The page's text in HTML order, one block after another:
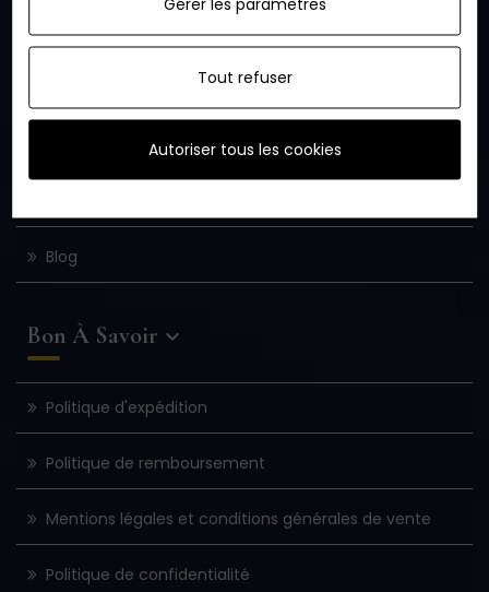
Satisfait Ou Remboursé !
Ambassadeur
Blog
Bon À Savoir 
Politique d'expédition
Politique de remboursement
Mentions légales et conditions générales de vente
Politique de confidentialité
Tout refuser
Autoriser tous les cookies